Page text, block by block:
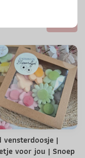
vensterdoosje |
voor jou | Snoep